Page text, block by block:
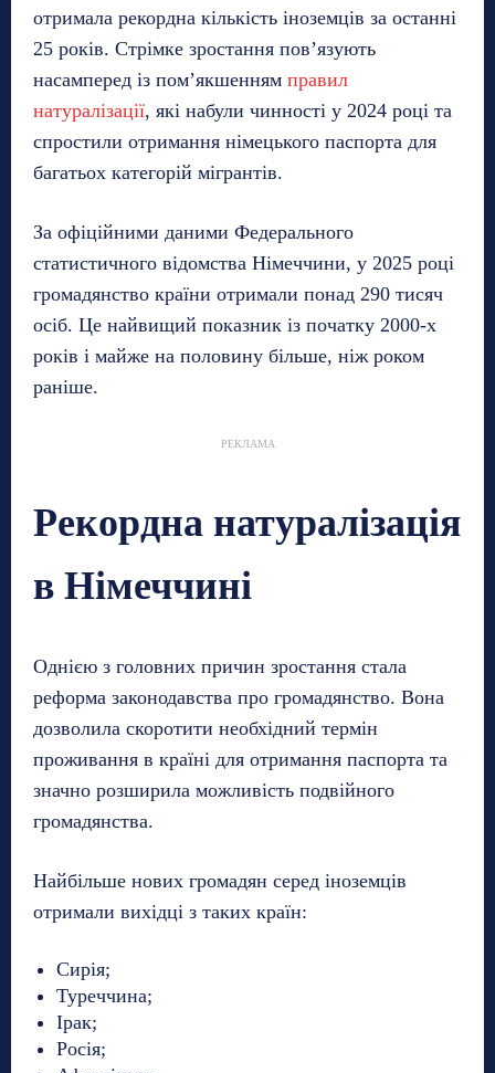
отримала рекордна кількість іноземців за останні
25 років. Стрімке зростання пов’язують
насамперед із пом’якшенням правил
натуралізації, які набули чинності у 2024 році та
спростили отримання німецького паспорта для
багатьох категорій мігрантів.
За офіційними даними Федерального
статистичного відомства Німеччини, у 2025 році
громадянство країни отримали понад 290 тисяч
осіб. Це найвищий показник із початку 2000-х
років і майже на половину більше, ніж роком
раніше.
РЕКЛАМА
Рекордна натуралізація
в Німеччині
Однією з головних причин зростання стала
реформа законодавства про громадянство. Вона
дозволила скоротити необхідний термін
проживання в країні для отримання паспорта та
значно розширила можливість подвійного
громадянства.
Найбільше нових громадян серед іноземців
отримали вихідці з таких країн:
Сирія;
Туреччина;
Ірак;
Росія;